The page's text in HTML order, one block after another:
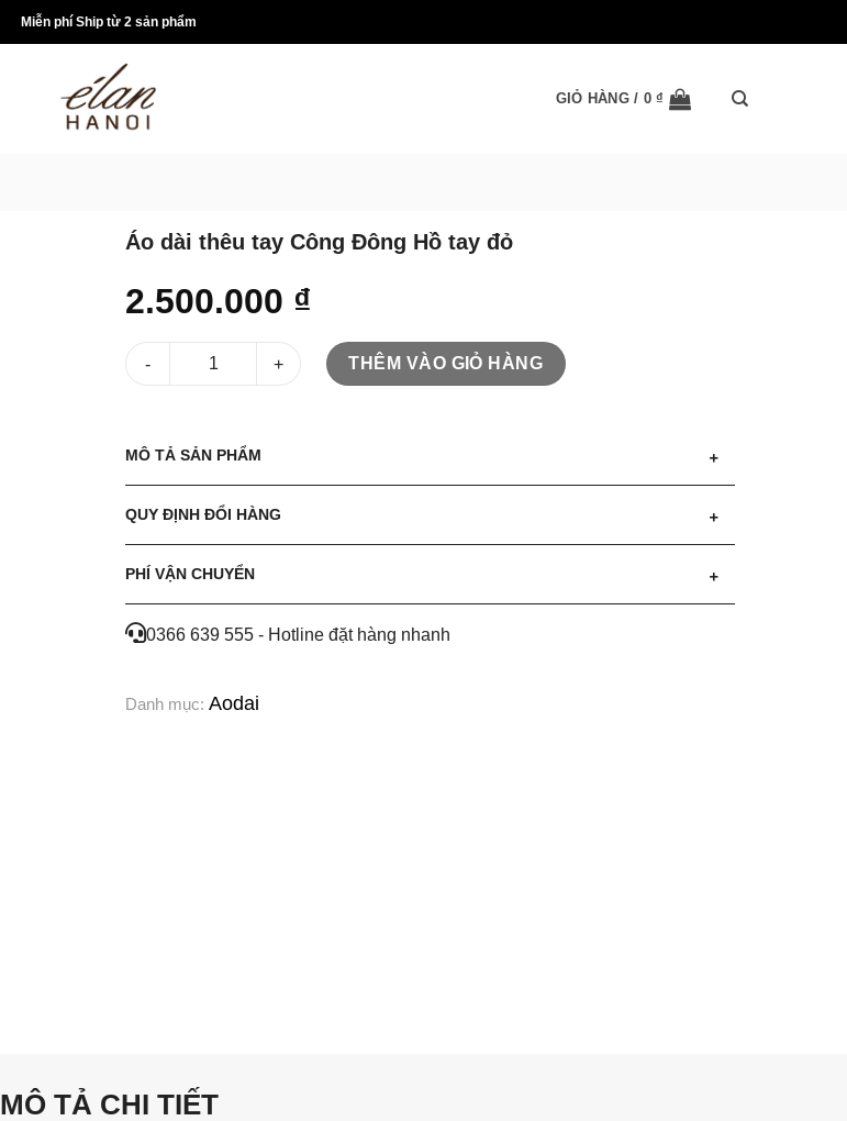
Miễn phí Ship từ 2 sản phẩm
GIỎ HÀNG / 0₫
Áo dài thêu tay Công Đông Hồ tay đỏ
2.500.000 ₫
Áo dài thêu tay Công Đông Hồ tay đỏ số lượng
THÊM VÀO GIỎ HÀNG
MÔ TẢ SẢN PHẨM
QUY ĐỊNH ĐỔI HÀNG
PHÍ VẬN CHUYỂN
0366 639 555 - Hotline đặt hàng nhanh
Danh mục: Aodai
MÔ TẢ CHI TIẾT